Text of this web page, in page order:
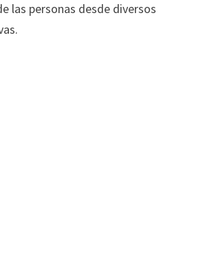
las personas desde diversos